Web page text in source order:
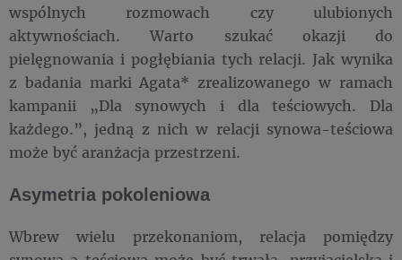
wspólnych rozmowach czy ulubionych
aktywnościach. Warto szukać okazji do
pielęgnowania i pogłębiania tych relacji. Jak wynika
z badania marki Agata* zrealizowanego w ramach
kampanii „Dla synowych i dla teściowych. Dla
każdego.”, jedną z nich w relacji synowa-teściowa
może być aranżacja przestrzeni.
Asymetria pokoleniowa
Wbrew wielu przekonaniom, relacja pomiędzy